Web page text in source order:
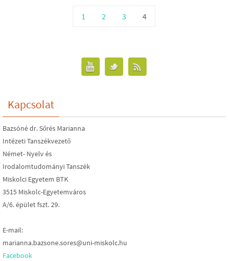
1 2 3 4
Kapcsolat
Bazsóné dr. Sőrés Marianna
Intézeti Tanszékvezető
Német- Nyelv és
Irodalomtudományi Tanszék
Miskolci Egyetem BTK
3515 Miskolc-Egyetemváros
A/6. épület fszt. 29.
E-mail:
marianna.bazsone.sores@uni-miskolc.hu
Facebook